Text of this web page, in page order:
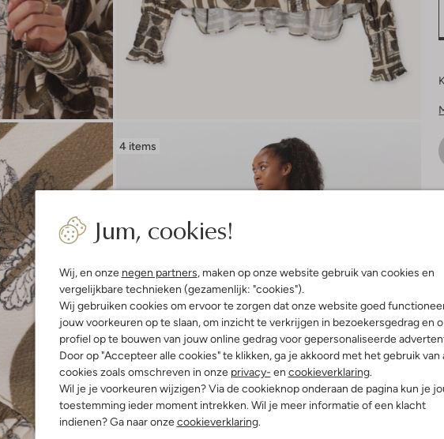
Jum, cookies!
Wij, en onze negen partners, maken op onze website gebruik van cookies en
vergelijkbare technieken (gezamenlijk: "cookies").
Wij gebruiken cookies om ervoor te zorgen dat onze website goed
jouw voorkeuren op te slaan, om inzicht te verkrijgen in bezoekersgedrag en
profiel op te bouwen van jouw online gedrag voor gepersonaliseerde
Door op "Accepteer alle cookies" te klikken, ga je akkoord met het gebruik van
cookies zoals omschreven in onze privacy- en cookieverklaring.
Wil je je voorkeuren wijzigen? Via de cookieknop onderaan de pagina kun je
toestemming ieder moment intrekken. Wil je meer informatie of een klacht
indienen? Ga naar onzecookieverklaring.
4 items